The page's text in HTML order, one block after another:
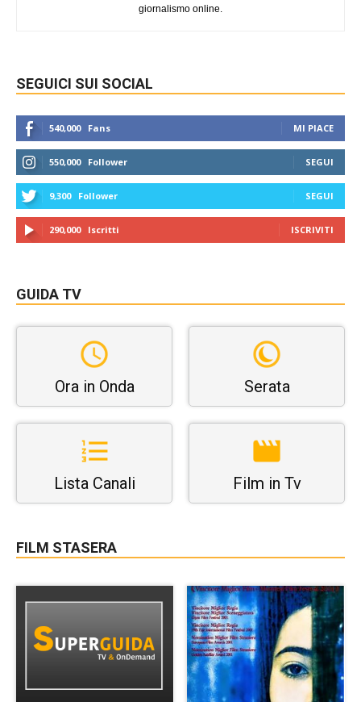
giornalismo online.
SEGUICI SUI SOCIAL
540,000 Fans MI PIACE
550,000 Follower SEGUI
9,300 Follower SEGUI
290,000 Iscritti ISCRIVITI
GUIDA TV
Ora in Onda Serata
Lista Canali Film in Tv
FILM STASERA